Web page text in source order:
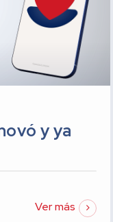
y ya
Ver más